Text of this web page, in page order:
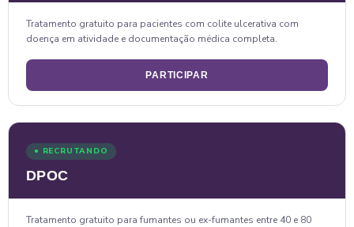
Tratamento gratuito para pacientes com colite ulcerativa com
doença em atividade e documentação médica completa.
PARTICIPAR
● RECRUTANDO
DPOC
Tratamento gratuito para fumantes ou ex-fumantes entre 40 e 80